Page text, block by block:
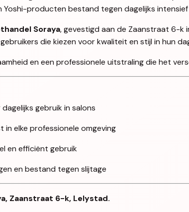
producten bestand tegen dagelijks
Soraya, gevestigd aan de Zaanstraat 6-k
die kiezen voor kwaliteit en stijl in hun
en een professionele uitstraling die het
gebruik in salons
elke professionele omgeving
en efficiënt gebruik
en bestand tegen slijtage
Zaanstraat 6-k, Lelystad.